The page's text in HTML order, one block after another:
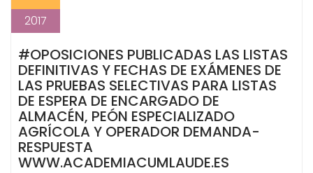
2017
#OPOSICIONES PUBLICADAS LAS LISTAS
DEFINITIVAS Y FECHAS DE EXÁMENES DE
LAS PRUEBAS SELECTIVAS PARA LISTAS
DE ESPERA DE ENCARGADO DE
ALMACÉN, PEÓN ESPECIALIZADO
AGRÍCOLA Y OPERADOR DEMANDA-
RESPUESTA
WWW.ACADEMIACUMLAUDE.ES